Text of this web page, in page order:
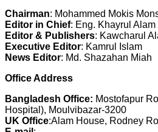
Chairman: Mohammed Mokis
Editor in Chief: Eng. Khayrul
Editor & Publishers: Kawcharul
Executive Editor: Kamrul Islam
News Editor: Md. Shazahan Miah
Office Address
Bangladesh Office: Mostofapur
Hospital), Moulvibazar-3200
UK Office:Alam House, Rodney